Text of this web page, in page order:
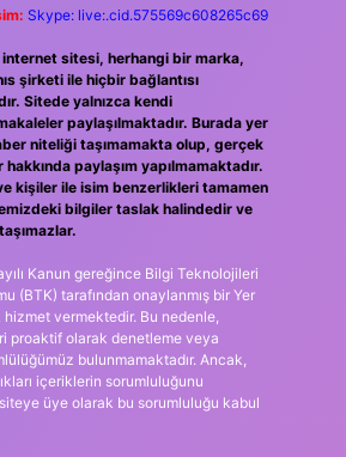
Skype: live:.cid.575569c608265c69
internet sitesi, herhangi bir marka,
şirketi ile hiçbir bağlantısı
Sitede yalnızca kendi
makaleler paylaşılmaktadır. Burada yer
niteliği taşımamakta olup, gerçek
paylaşım yapılmamaktadır.
kişiler ile isim benzerlikleri tamamen
bilgiler taslak halindedir ve
Kanun gereğince Bilgi Teknolojileri
(BTK) tarafından onaylanmış bir Yer
hizmet vermektedir. Bu nedenle,
proaktif olarak denetleme veya
bulunmamaktadır. Ancak,
içeriklerin sorumluluğunu
üye olarak bu sorumluluğu kabul